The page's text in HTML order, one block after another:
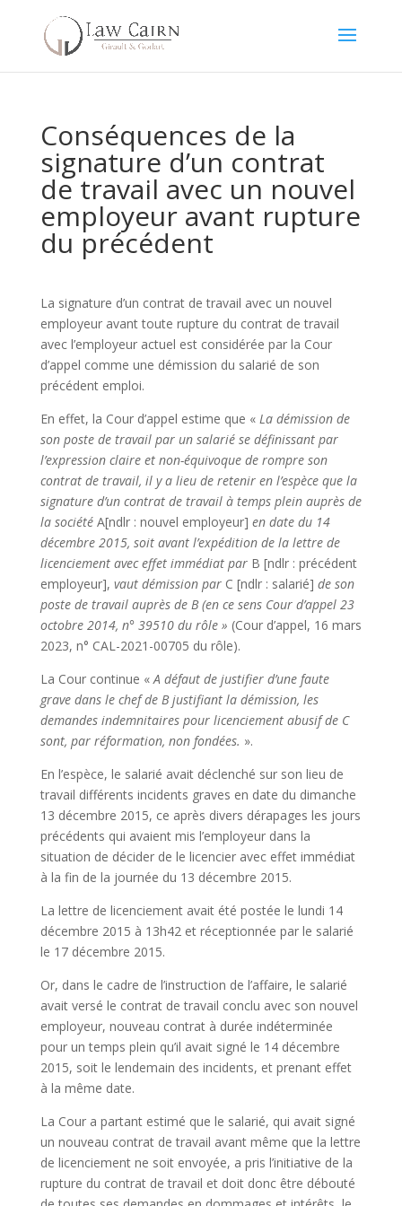
Conséquences de la
signature d’un contrat
de travail avec un nouvel
employeur avant rupture
du précédent
La signature d’un contrat de travail avec un nouvel
employeur avant toute rupture du contrat de travail
avec l’employeur actuel est considérée par la Cour
d’appel comme une démission du salarié de son
précédent emploi.
En effet, la Cour d’appel estime que « La démission de
son poste de travail par un salarié se définissant par
l’expression claire et non-équivoque de rompre son
contrat de travail, il y a lieu de retenir en l’espèce que la
signature d’un contrat de travail à temps plein auprès de
la société A[ndlr : nouvel employeur] en date du 14
décembre 2015, soit avant l’expédition de la lettre de
licenciement avec effet immédiat par B [ndlr : précédent
employeur], vaut démission par C [ndlr : salarié] de son
poste de travail auprès de B (en ce sens Cour d’appel 23
octobre 2014, n° 39510 du rôle » (Cour d’appel, 16 mars
2023, n° CAL-2021-00705 du rôle).
La Cour continue «A défaut de justifier d’une faute
grave dans le chef de B justifiant la démission, les
demandes indemnitaires pour licenciement abusif de C
sont, par réformation, non fondées. ».
En l’espèce, le salarié avait déclenché sur son lieu de
travail différents incidents graves en date du dimanche
13 décembre 2015, ce après divers dérapages les jours
précédents qui avaient mis l’employeur dans la
situation de décider de le licencier avec effet immédiat
à la fin de la journée du 13 décembre 2015.
La lettre de licenciement avait été postée le lundi 14
décembre 2015 à 13h42 et réceptionnée par le salarié
le 17 décembre 2015.
Or, dans le cadre de l’instruction de l’affaire, le salarié
avait versé le contrat de travail conclu avec son nouvel
employeur, nouveau contrat à durée indéterminée
pour un temps plein qu’il avait signé le 14 décembre
2015, soit le lendemain des incidents, et prenant effet
à la même date.
La Cour a partant estimé que le salarié, qui avait signé
un nouveau contrat de travail avant même que la lettre
de licenciement ne soit envoyée, a pris l’initiative de la
rupture du contrat de travail et doit donc être débouté